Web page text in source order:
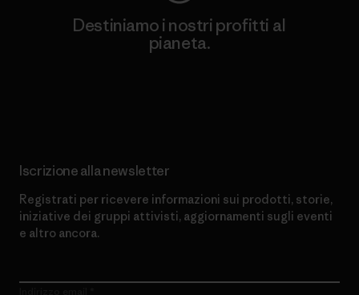
Destiniamo i nostri profitti al
pianeta.
Iscrizione alla newsletter
Registrati per ricevere informazioni sui prodotti, storie,
iniziative dei gruppi attivisti, aggiornamenti sugli eventi
e altro ancora.